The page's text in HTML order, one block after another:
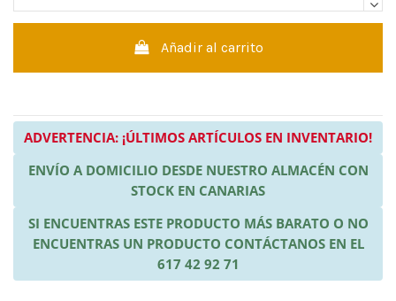
Añadir al carrito
ADVERTENCIA: ¡ÚLTIMOS ARTÍCULOS EN INVENTARIO!
ENVÍO A DOMICILIO DESDE NUESTRO ALMACÉN CON
STOCK EN CANARIAS
SI ENCUENTRAS ESTE PRODUCTO MÁS BARATO O NO
ENCUENTRAS UN PRODUCTO CONTÁCTANOS EN EL
617 42 92 71